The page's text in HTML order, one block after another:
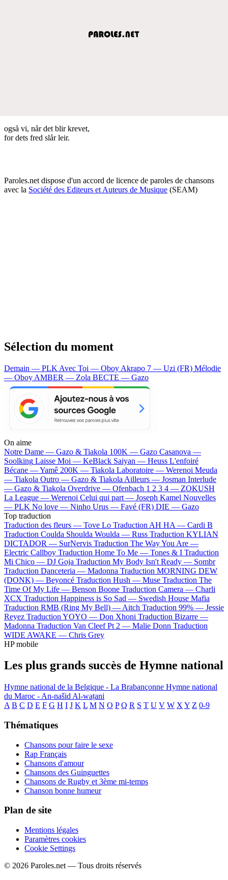
også vi, når det blir krevet,
for dets fred slår leir.
Paroles.net dispose d'un accord de licence de paroles de chansons
avec la Société des Editeurs et Auteurs de Musique (SEAM)
Sélection du moment
Demain — PLK Avec Toi — Oboy Akrapo 7 — Uzi (FR) Mélodie
— Oboy AMBER — Zola BECTE — Gazo
On aime
Notre Dame — Gazo & Tiakola 100K — Gazo Casanova —
Soolking Laisse Moi — KeBlack Saiyan — Heuss L'enfoiré
Bécane —Yamê 200K — Tiakola Laboratoire — Werenoi Meuda
— Tiakola Outro — Gazo & Tiakola Ailleurs — Josman Interlude
— Gazo & Tiakola Overdrive — Ofenbach 1 2 3 4 — ZOKUSH
La League — Werenoi Celui qui part — Joseph Kamel Nouvelles
— PLK No love — Ninho Urus — Favé (FR) DIE — Gazo
Top traduction
Traduction des fleurs — Tove Lo Traduction AH HA — Cardi B
Traduction Coulda Shoulda Woulda — Russ Traduction KYLIAN
DICTADOR — SurNervis Traduction The Way You Are —
Electric Callboy Traduction Home To Me — Tones & I Traduction
Mi Chico — DJ Goja Traduction My Body Isn't Ready — Sombr
Traduction Danceteria — Madonna Traduction MORNING DEW
(DONK) — Beyoncé Traduction Hush — Muse Traduction The
Time Of My Life — Benson Boone Traduction Camera — Charli
XCX Traduction Happiness is So Sad — Swedish House Mafia
Traduction RMB (Ring My Bell) — Aitch Traduction 99% — Jessie
Reyez Traduction YOYO — Don Xhoni Traduction Bizarre —
Madonna Traduction Van Cleef Pt 2 — Malie Donn Traduction
WIDE AWAKE — Chris Grey
HP mobile
Les plus grands succès de Hymne national
Hymne national de la Belgique - La Brabançonne Hymne national
du Maroc - An-našid Al-waṭani
A B C D E F G H I J K L M N O P Q R S T U V W X Y Z 0-9
Thématiques
Chansons pour faire le sexe
Rap Français
Chansons d'amour
Chansons des Guinguettes
Chansons de Rugby et 3ème mi-temps
Chanson bonne humeur
Plan de site
Mentions légales
Paramètres cookies
Cookie Settings
© 2026 Paroles.net — Tous droits réservés